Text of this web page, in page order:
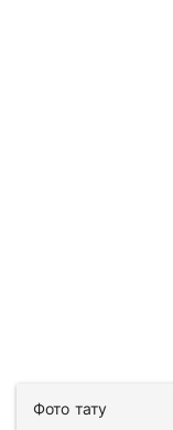
Фото тату